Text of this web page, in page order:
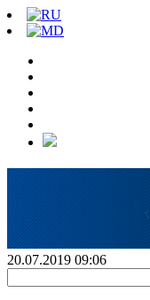
20.07.2019 09:06